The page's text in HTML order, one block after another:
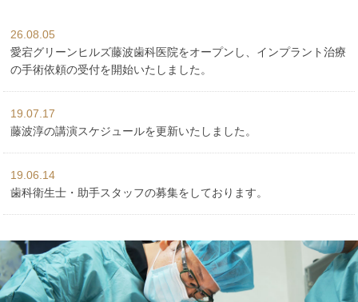
26.08.05
愛宕グリーンヒルズ藤波歯科医院をオープンし、インプラント治療
の手術依頼の受付を開始いたしました。
19.07.17
藤波淳の講演スケジュールを更新いたしました。
19.06.14
歯科衛生士・助手スタッフの募集をしております。